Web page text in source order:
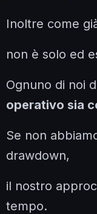
Inoltre come
non è solo ed
Ognuno di noi
operativo sia
Se non
drawdown,
il nostro
tempo.